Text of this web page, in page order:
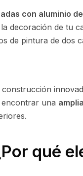
con aluminio
decoración de tu
de pintura de dos
una
qué